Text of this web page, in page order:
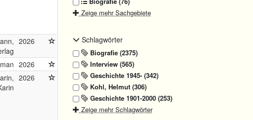
2026
2026
2026
Zeige mehr Sachgebiete
Schlagwörter
Biografie (2375)
Interview (565)
Geschichte 1945- (342)
Kohl, Helmut (306)
Geschichte 1901-2000 (253)
Zeige mehr Schlagwörter